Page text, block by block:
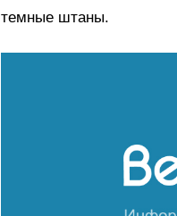
темные штаны.